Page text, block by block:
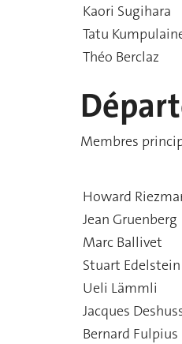
Kaori Sugihara
Tatu
Théo Berclaz
Membres
Howard
Jean Gruenberg
Marc Ballivet
Stuart Edelstein
Ueli Lämmli
Jacques
Bernard Fulpius